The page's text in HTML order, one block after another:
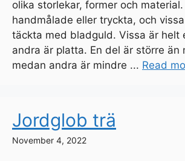
olika storlekar, former och
handmålade eller tryckta, och
täckta med bladguld. Vissa är helt
andra är platta. En del är större än
medan andra är mindre ... Read
Jordglob trä
November 4, 2022